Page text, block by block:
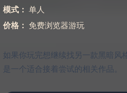
模式： 单人
价格： 免费浏览器游玩
如果你玩完想继续找另一款黑暗风
是一个适合接着尝试的相关作品。